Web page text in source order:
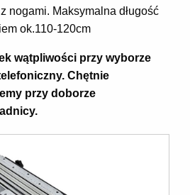
nogami. Maksymalna długość
ok.110-120cm
wątpliwości przy wyborze
Chętnie
przy doborze